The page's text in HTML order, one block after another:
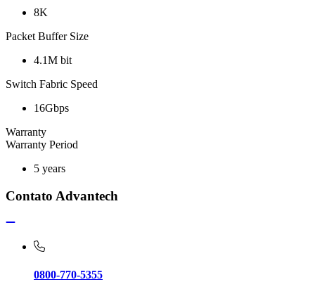
8K
Packet Buffer Size
4.1M bit
Switch Fabric Speed
16Gbps
Warranty
Warranty Period
5 years
Contato Advantech
0800-770-5355